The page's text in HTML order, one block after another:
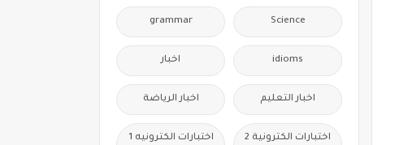
Science
grammar
idioms اخبار
اخبار التعليم اخبار الرياضة
اختبارات الكترونية 2
اختبارات الكترونيه 1